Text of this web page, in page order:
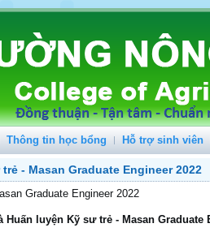
Thông tin học bổng Hỗ trợ sinh viên
- Masan Graduate Engineer 2022
Graduate Engineer 2022
Huấn luyện Kỹ sư trẻ - Masan Graduate